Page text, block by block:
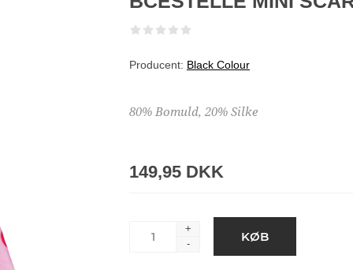
Producent: Black Colour
80% Bomuld, 20% Silke
149,95 DKK
+
-